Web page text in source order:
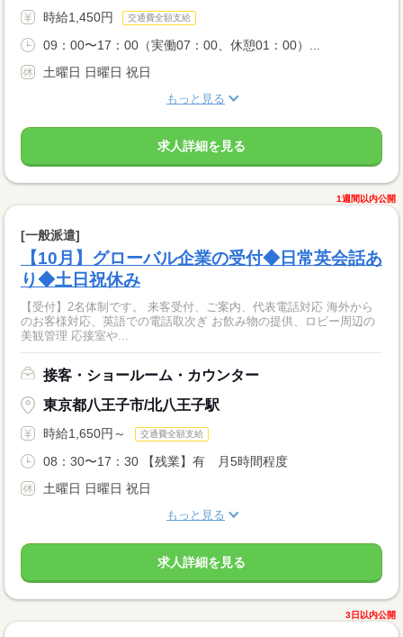
時給1,450円 交通費全額支給
09：00〜17：00（実働07：00、休憩01：00）...
土曜日 日曜日 祝日
もっと見る
求人詳細を見る
1週間以内公開
[一般派遣]
【10月】グローバル企業の受付◆日常英会話あ
り◆土日祝休み
【受付】2名体制です。 来客受付、ご案内、代表電話対応 海外から
のお客様対応、英語での電話取次ぎ お飲み物の提供、ロビー周辺の
美観管理 応接室や...
接客・ショールーム・カウンター
東京都八王子市/北八王子駅
時給1,650円～ 交通費全額支給
08：30〜17：30 【残業】有 月5時間程度
土曜日 日曜日 祝日
もっと見る
求人詳細を見る
3日以内公開